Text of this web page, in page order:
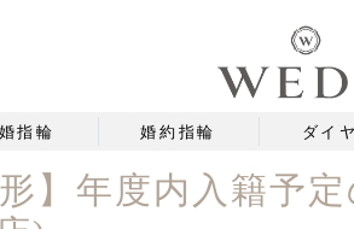
指輪 婚約指輪 ダイ
年度内入籍予